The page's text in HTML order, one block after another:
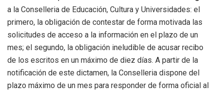
a la Conselleria de Educación, Cultura y Universidades: el
primero, la obligación de contestar de forma motivada las
solicitudes de acceso a la información en el plazo de un
mes; el segundo, la obligación ineludible de acusar recibo
de los escritos en un máximo de diez días. A partir de la
notificación de este dictamen, la Conselleria dispone del
plazo máximo de un mes para responder de forma oficial al